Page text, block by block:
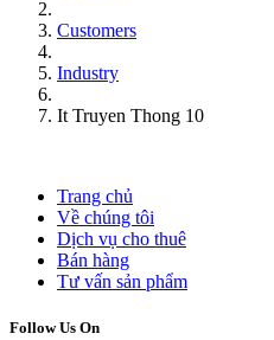
Customers
Industry
It Truyen Thong 10
Trang chủ
Về chúng tôi
Dịch vụ cho thuê
Bán hàng
Tư vấn sản phẩm
Follow Us On